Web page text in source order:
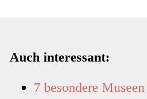
Auch interessant:
7 besondere